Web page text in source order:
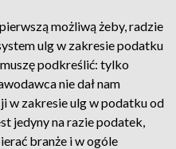
możliwą żeby, radzie
ulg w zakresie podatku
podkreślić: tylko
nie dał nam
w zakresie ulg w podatku od
jedyny na razie podatek,
branże i w ogóle